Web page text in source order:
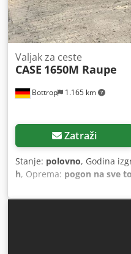
Bottrop 1.165 km
Valjak za ceste
CASE 1650M Raupe
Zatraži
Stanje: polovno, Godina
h, Oprema: pogon na sve